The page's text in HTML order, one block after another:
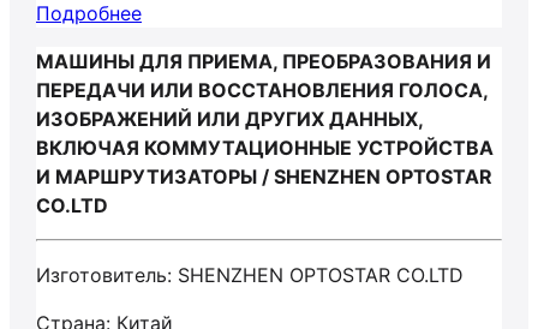
Подробнее
МАШИНЫ ДЛЯ ПРИЕМА, ПРЕОБРАЗОВАНИЯ И
ПЕРЕДАЧИ ИЛИ ВОССТАНОВЛЕНИЯ ГОЛОСА,
ИЗОБРАЖЕНИЙ ИЛИ ДРУГИХ ДАННЫХ,
ВКЛЮЧАЯ КОММУТАЦИОННЫЕ УСТРОЙСТВА
И МАРШРУТИЗАТОРЫ / SHENZHEN OPTOSTAR
CO.LTD
Изготовитель: SHENZHEN OPTOSTAR CO.LTD
Страна: Китай